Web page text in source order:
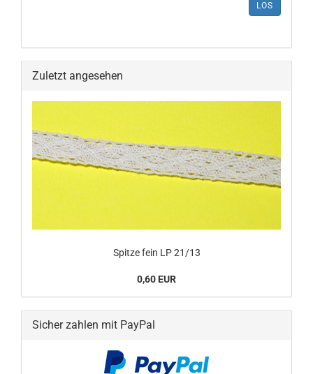
LOS
Zuletzt angesehen
Spitze fein LP 21/13
0,60 EUR
Sicher zahlen mit PayPal